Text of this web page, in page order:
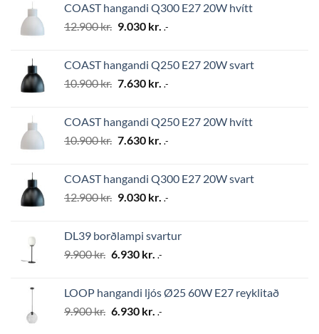
24.500 kr..17.150 kr..
COAST hangandi Q300 E27 20W hvítt
12.900kr. Original
12.900 kr..
9.030 kr. Current
9.030 kr..
.-
COAST hangandi Q250 E27 20W svart
10.900kr. Original
10.900 kr..
7.630 kr. Current
7.630 kr..
.-
COAST hangandi Q250 E27 20W hvítt
10.900kr. Original
10.900 kr..
7.630 kr. Current
7.630 kr..
.-
COAST hangandi Q300 E27 20W svart
12.900kr. Original
12.900 kr..
9.030 kr. Current
9.030 kr..
.-
DL39 borðlampi svartur
9.900kr. Original
9.900 kr..
6.930 kr. Current
6.930 kr..
.-
LOOP hangandi ljós Ø25 60W E27 reyklitað
9.900kr. Original
6.930 kr. Current
.-